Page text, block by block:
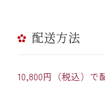
配送方法
10,800円（税込）で